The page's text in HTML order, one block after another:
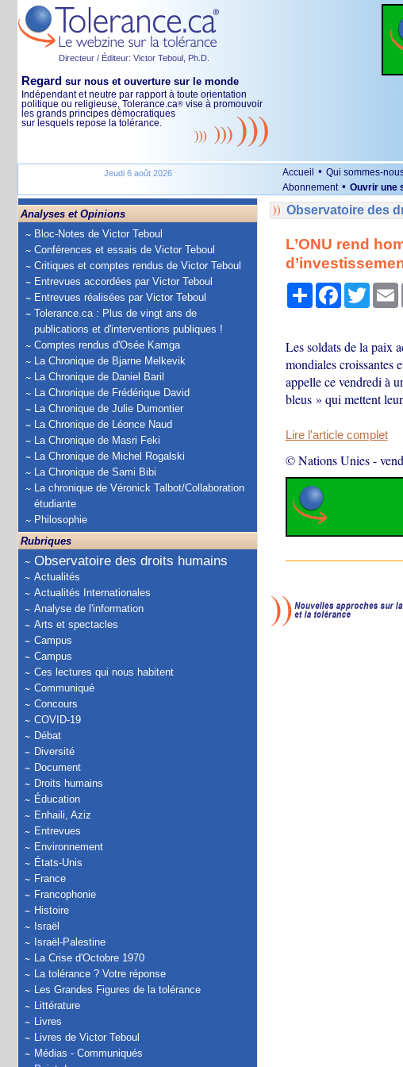
Directeur / Éditeur: Victor Teboul, Ph.D.
Regard sur nous et ouverture sur le monde
Indépendant et neutre par rapport à toute orientation
politique ou religieuse, Tolerance.ca® vise à promouvoir
les grands principes démocratiques
sur lesquels repose la tolérance.
Jeudi 6 août 2026 Accueil • Qui sommes-
Abonnement • Ouvrir une
Analyses et Opinions
Bloc-Notes de Victor Teboul
Conférences et essais de Victor Teboul
Critiques et comptes rendus de Victor Teboul
Entrevues accordées par Victor Teboul
Entrevues réalisées par Victor Teboul
Tolerance.ca : Plus de vingt ans de
publications et d'interventions publiques !
Comptes rendus d'Osée Kamga
La Chronique de Bjarne Melkevik
La Chronique de Daniel Baril
La Chronique de Frédérique David
La Chronique de Julie Dumontier
La Chronique de Léonce Naud
La Chronique de Masri Feki
La Chronique de Michel Rogalski
La Chronique de Sami Bibi
La chronique de Véronick Talbot/Collaboration
étudiante
Philosophie
Rubriques
Observatoire des droits humains
Actualités
Actualités Internationales
Analyse de l'information
Arts et spectacles
Campus
Campus
Ces lectures qui nous habitent
Communiqué
Concours
COVID-19
Débat
Diversité
Document
Droits humains
Éducation
Enhaili, Aziz
Entrevues
Environnement
États-Unis
France
Francophonie
Histoire
Israël
Israël-Palestine
La Crise d'Octobre 1970
La tolérance ? Votre réponse
Les Grandes Figures de la tolérance
Littérature
Livres
Livres de Victor Teboul
Médias - Communiqués
Observatoire des
L’ONU rend
PartagerFacebook
Twitter
Les soldats de la paix
mondiales croissantes
appelle ce vendredi à
bleus » qui mettent
Lire l'article complet
© Nations Unies-